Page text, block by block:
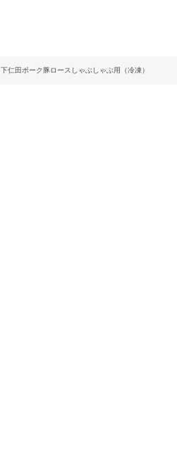
下仁田ポーク豚ロースしゃぶしゃぶ用（冷凍）